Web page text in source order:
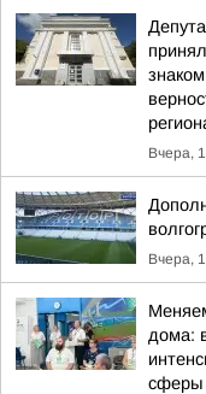
Вчера,
Вчера,
дома:
сферы